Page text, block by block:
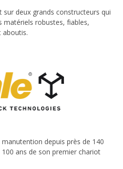
sur deux grands constructeurs qui
robustes, fiables,
aboutis.
depuis près de 140
ans de son premier chariot